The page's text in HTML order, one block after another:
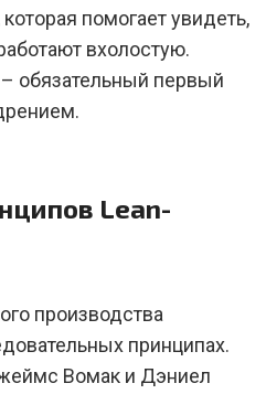
помогает увидеть,
вхолостую.
обязательный первый
Lean-
производства
принципах.
Вомак и Дэниел